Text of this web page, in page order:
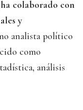
colaborado con
y
analista político
como
análisis